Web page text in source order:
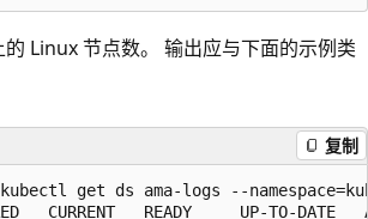
Linux 节点数。 输出应与下面的示例类
复制
kubectl get ds ama-logs --
CURRENT   READY     UP-TO-DATE